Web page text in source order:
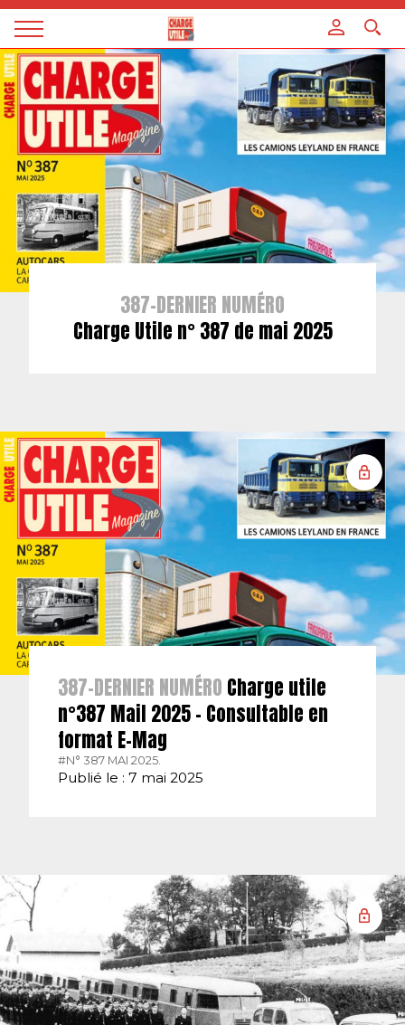
Magazine
Charge
utile
387-DERNIER NUMÉRO
Charge Utile n° 387 de mai 2025
387-DERNIER NUMÉRO Charge utile
n°387 Mail 2025 – Consultable en
format E-Mag
#N° 387 MAI 2025.
Publié le : 7 mai 2025
Panneau de gestion des cookies